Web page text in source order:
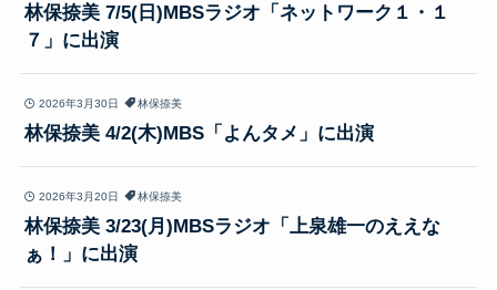
林保捺美 7/5(日)MBSラジオ「ネットワーク１・１
７」に出演
2026年3月30日 林保捺美
林保捺美 4/2(木)MBS「よんタメ」に出演
2026年3月20日 林保捺美
林保捺美 3/23(月)MBSラジオ「上泉雄一のええな
ぁ！」に出演